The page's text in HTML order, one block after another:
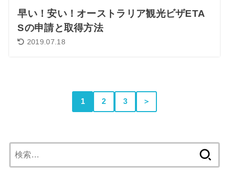
早い！安い！オーストラリア観光ビザETA
Sの申請と取得方法
2019.07.18
1 2 3 ＞
索: